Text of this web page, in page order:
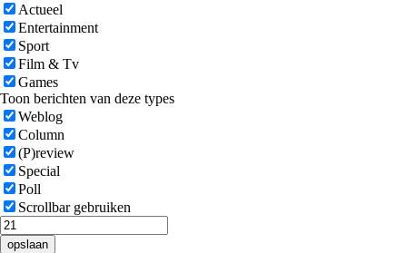
Actueel
Entertainment
Sport
Film & Tv
Games
Toon berichten van deze types
Weblog
Column
(P)review
Special
Poll
Scrollbar gebruiken
opslaan